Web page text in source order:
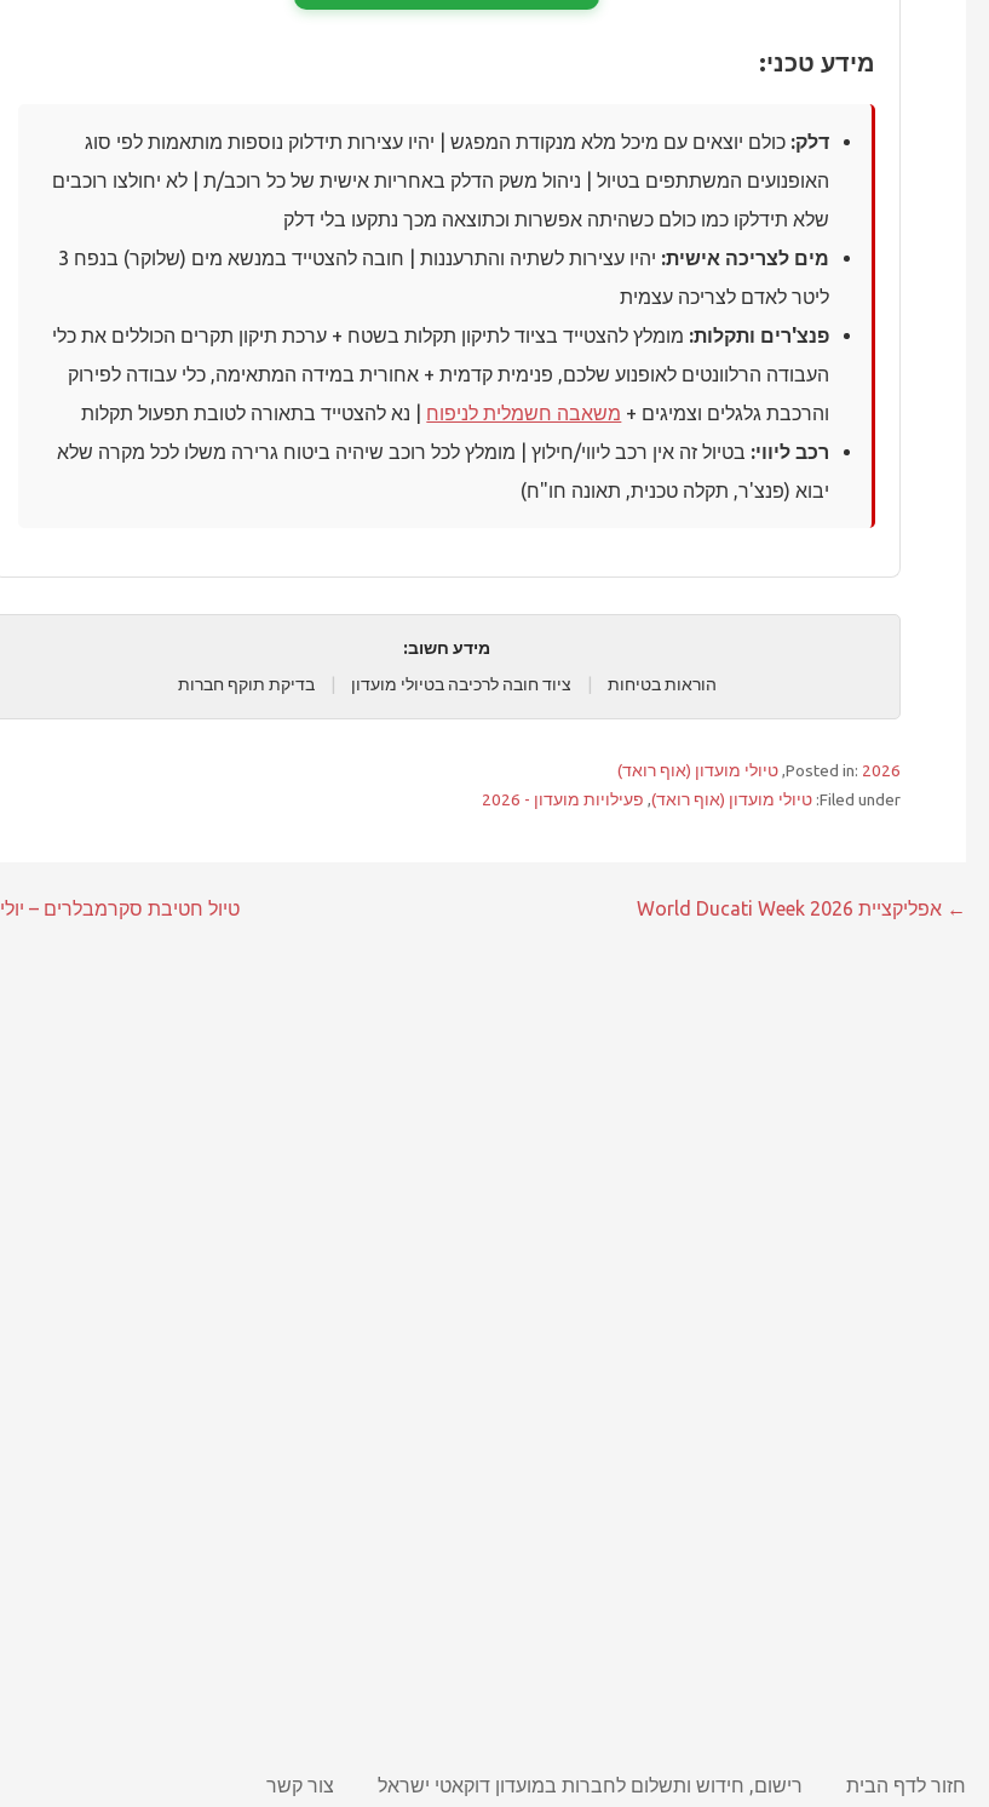
מידע טכני:
דלק: כולם יוצאים עם מיכל מלא מנקודת המפגש | יהיו עצירות תידלוק נוספות מותאמות לפי סוג
האופנועים המשתתפים בטיול | ניהול משק הדלק באחריות אישית של כל רוכב/ת | לא יחולצו רוכבים
שלא תידלקו כמו כולם כשהיתה אפשרות וכתוצאה מכך נתקעו בלי דלק
מים לצריכה אישית:
יהיו עצירות לשתיה והתרעננות | חובה להצטייד במנשא מים (שלוקר) בנפח 3
ליטר לאדם לצריכה עצמית
פנצ'רים ותקלות: מומלץ להצטייד בציוד לתיקון תקלות בשטח + ערכת תיקון תקרים הכוללים את כלי
העבודה הרלוונטים לאופנוע שלכם, פנימית קדמית + אחורית במידה המתאימה, כלי עבודה לפירוק
והרכבת גלגלים וצמיגים + משאבה חשמלית לניפוח | נא להצטייד בתאורה לטובת תפעול תקלות
רכב ליווי: בטיול זה אין רכב ליווי/חילוץ | מומלץ לכל רוכב שיהיה ביטוח גרירה משלו לכל מקרה שלא
יבוא (פנצ'ר, תקלה טכנית, תאונה חו"ח)
מידע חשוב:
הוראות בטיחות
ציוד חובה לרכיבה בטיולי מועדון בדיקת תוקף חברות
Posted in: 2026
,טיולי מועדון (אוף רואד)
Filed under: טיולי מועדון (אוף רואד), פעילויות מועדון - 2026
ניווט
← אפליקציית World Ducati Week 2026 טיול חטיבת סקרמבלרים – יולי 2026 →
חזור לדף הבית רישום, חידוש ותשלום לחברות במועדון דוקאטי ישראל צור קשר